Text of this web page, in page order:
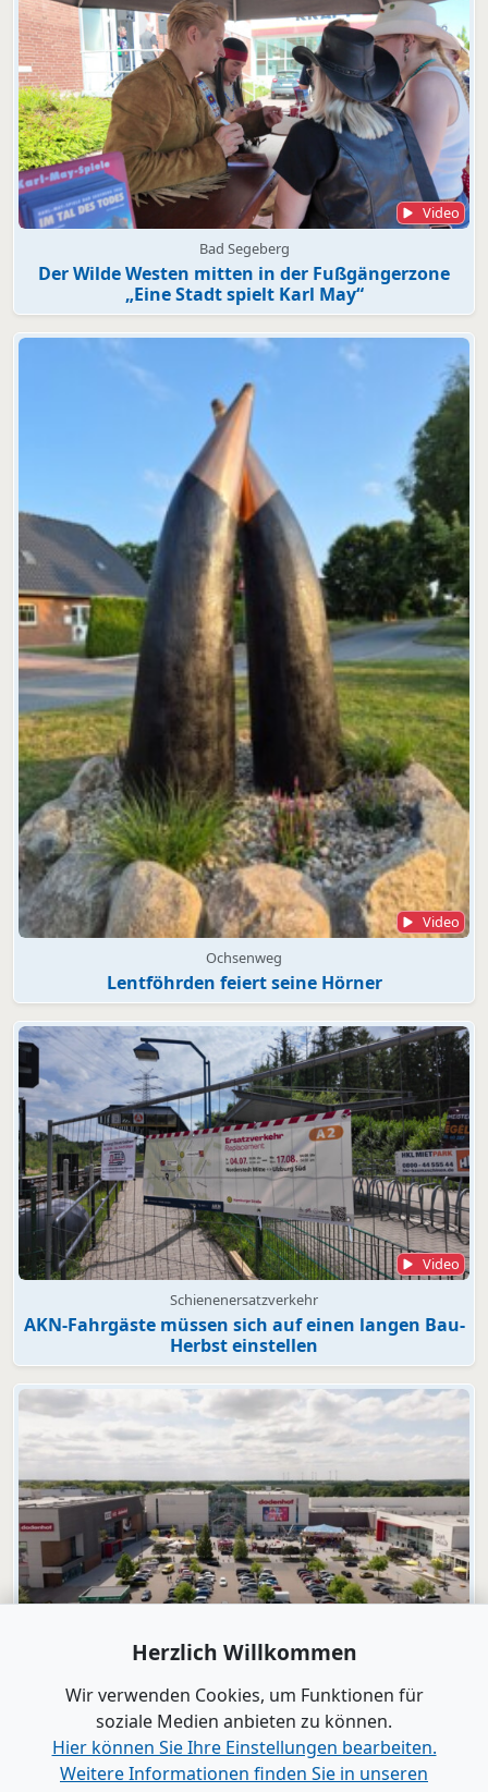
Video
Bad Segeberg
Der Wilde Westen mitten in der Fußgängerzone
„Eine Stadt spielt Karl May“
Video
Ochsenweg
Lentföhrden feiert seine Hörner
Video
Schienenersatzverkehr
AKN-Fahrgäste müssen sich auf einen langen Bau-
Herbst einstellen
dodenhof
dodenhof als Arbeitgeber in Kaltenkirchen
Alle Videos anzeigen
Herzlich Willkommen
Wir verwenden Cookies, um Funktionen für
soziale Medien anbieten zu können.
Hier können Sie Ihre Einstellungen bearbeiten.
Weitere Informationen finden Sie in unseren